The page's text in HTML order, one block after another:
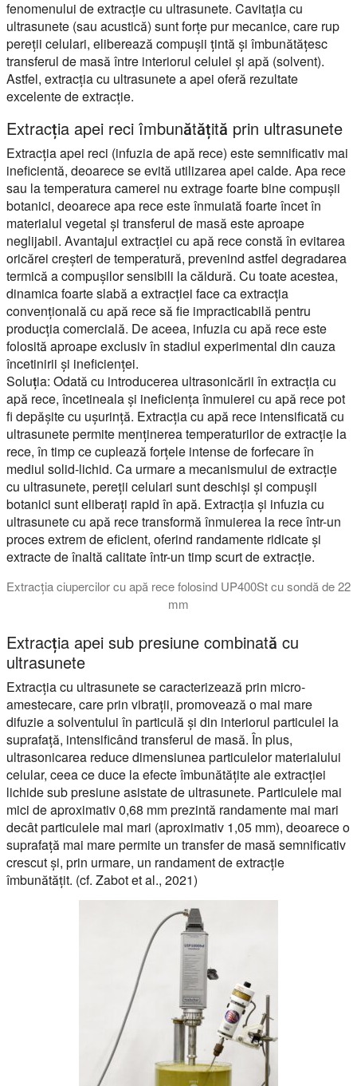
fenomenului de extracție cu ultrasunete. Cavitația cu
ultrasunete (sau acustică) sunt forțe pur mecanice, care rup
pereții celulari, eliberează compușii țintă și îmbunătățesc
transferul de masă între interiorul celulei și apă (solvent).
Astfel, extracția cu ultrasunete a apei oferă rezultate
excelente de extracție.
Extracția apei reci îmbunătățită prin ultrasunete
Extracția apei reci (infuzia de apă rece) este semnificativ mai
ineficientă, deoarece se evită utilizarea apei calde. Apa rece
sau la temperatura camerei nu extrage foarte bine compușii
botanici, deoarece apa rece este înmuiată foarte încet în
materialul vegetal și transferul de masă este aproape
neglijabil. Avantajul extracției cu apă rece constă în evitarea
oricărei creșteri de temperatură, prevenind astfel degradarea
termică a compușilor sensibili la căldură. Cu toate acestea,
dinamica foarte slabă a extracției face ca extracția
convențională cu apă rece să fie impracticabilă pentru
producția comercială. De aceea, infuzia cu apă rece este
folosită aproape exclusiv în stadiul experimental din cauza
încetinirii și ineficienței.
Soluția: Odată cu introducerea ultrasonicării în extracția cu
apă rece, încetineala și ineficiența înmuierei cu apă rece pot
fi depășite cu ușurință. Extracția cu apă rece intensificată cu
ultrasunete permite menținerea temperaturilor de extracție la
rece, în timp ce cuplează forțele intense de forfecare în
mediul solid-lichid. Ca urmare a mecanismului de extracție
cu ultrasunete, pereții celulari sunt deschiși și compușii
botanici sunt eliberați rapid în apă. Extracția și infuzia cu
ultrasunete cu apă rece transformă înmuierea la rece într-un
proces extrem de eficient, oferind randamente ridicate și
extracte de înaltă calitate într-un timp scurt de extracție.
Extracția ciupercilor cu apă rece folosind UP400St cu sondă de 22
mm
Extracția apei sub presiune combinată cu
ultrasunete
Extracția cu ultrasunete se caracterizează prin micro-
amestecare, care prin vibrații, promovează o mai mare
difuzie a solventului în particulă și din interiorul particulei la
suprafață, intensificând transferul de masă. În plus,
ultrasonicarea reduce dimensiunea particulelor materialului
celular, ceea ce duce la efecte îmbunătățite ale extracției
lichide sub presiune asistate de ultrasunete. Particulele mai
mici de aproximativ 0,68 mm prezintă randamente mai mari
decât particulele mai mari (aproximativ 1,05 mm), deoarece o
suprafață mai mare permite un transfer de masă semnificativ
crescut și, prin urmare, un randament de extracție
îmbunătățit. (cf. Zabot et al., 2021)